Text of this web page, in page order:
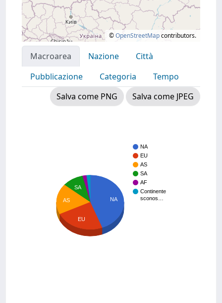
©OpenStreetMapcontributors.
Macroarea Nazione
Città
Pubblicazione
Categoria
Tempo
Salva come PNG
Salva come JPEG
NA
EU
AS
SA
AF
Continente
sconos…
NA
SA
AS
EU